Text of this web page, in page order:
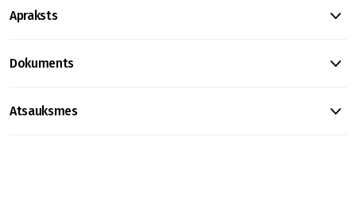
Apraksts
Dokuments
Atsauksmes